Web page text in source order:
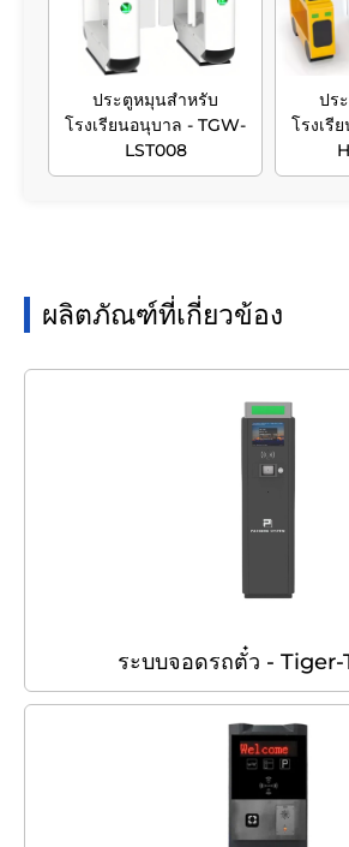
ประตูหมุนสำหรับ
โรงเรียนอนุบาล - TGW-
LST008
ปร
โรงเรี
ผลิตภัณฑ์ที่เกี่ยวข้อง
ระบบจอดรถตั๋ว - Tiger-